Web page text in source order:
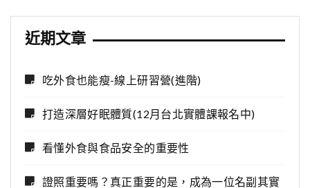
近期文章
吃外食也能瘦-線上研習營(進階)
打造深層好眠體質(12月台北實體課報名中)
看懂外食與食品安全的重要性
證照重要嗎？真正重要的是，成為一位名副其實